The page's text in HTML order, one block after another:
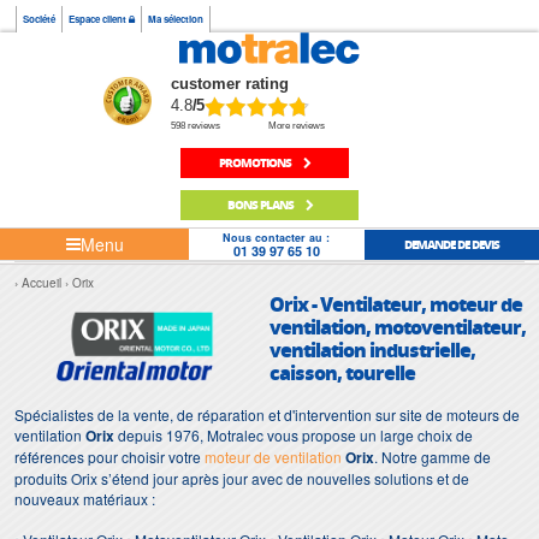
Société Espace client Ma sélection
customer rating
4.8/5
598 reviews More reviews
PROMOTIONS
BONS PLANS
Menu Nous contacter au :
01 39 97 65 10 DEMANDE DE DEVIS
Accueil Orix
Orix - Ventilateur, moteur de
ventilation, motoventilateur,
ventilation industrielle,
caisson, tourelle
Spécialistes de la vente, de réparation et d'intervention sur site de moteurs de
ventilation Orixdepuis 1976, Motralec vous propose un large choix de
références pour choisir votremoteur de ventilation Orix. Notre gamme de
produits Orix s’étend jour après jour avec de nouvelles solutions et de
nouveaux matériaux :